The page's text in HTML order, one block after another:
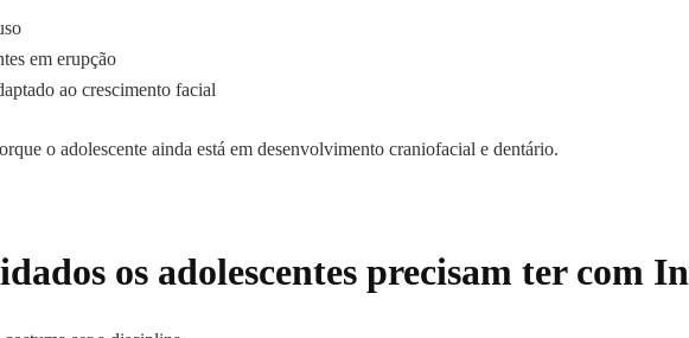
em erupção
ao crescimento facial
o adolescente ainda está em desenvolvimento craniofacial e dentário.
os adolescentes precisam ter com